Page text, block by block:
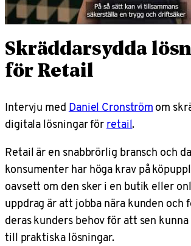
Skräddarsydda
för Retail
Intervju med Daniel Cronströmom
digitala lösningar förretail.
Retail är en snabbrörlig bransch och
konsumenter har höga krav på
oavsett om den sker i en butik eller
uppdrag är att jobba nära kunden och
deras kunders behov för att sen
till praktiska lösningar.